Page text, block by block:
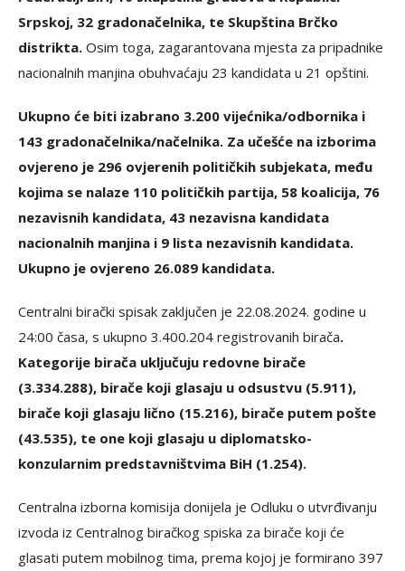
Srpskoj, 32 gradonačelnika, te Skupština Brčko
distrikta. Osim toga, zagarantovana mjesta za pripadnike
nacionalnih manjina obuhvaćaju 23 kandidata u 21 opštini.
Ukupno će biti izabrano 3.200 vijećnika/odbornika i
143 gradonačelnika/načelnika. Za učešće na izborima
ovjereno je 296 ovjerenih političkih subjekata, među
kojima se nalaze 110 političkih partija, 58 koalicija, 76
nezavisnih kandidata, 43 nezavisna kandidata
nacionalnih manjina i 9 lista nezavisnih kandidata.
Ukupno je ovjereno 26.089 kandidata.
Centralni birački spisak zaključen je 22.08.2024. godine u
24:00 časa, s ukupno 3.400.204 registrovanih birača.
Kategorije birača uključuju redovne birače
(3.334.288), birače koji glasaju u odsustvu (5.911),
birače koji glasaju lično (15.216), birače putem pošte
(43.535), te one koji glasaju u diplomatsko-
konzularnim predstavništvima BiH (1.254).
Centralna izborna komisija donijela je Odluku o utvrđivanju
izvoda iz Centralnog biračkog spiska za birače koji će
glasati putem mobilnog tima, prema kojoj je formirano 397